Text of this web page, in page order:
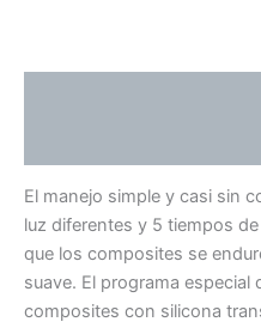
El manejo simple y casi sin
luz diferentes y 5 tiempos
que los composites se
suave. El programa especial
composites con silicona